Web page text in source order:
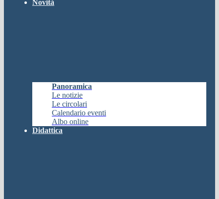
Novità
Panoramica
Le notizie
Le circolari
Calendario eventi
Albo online
Didattica